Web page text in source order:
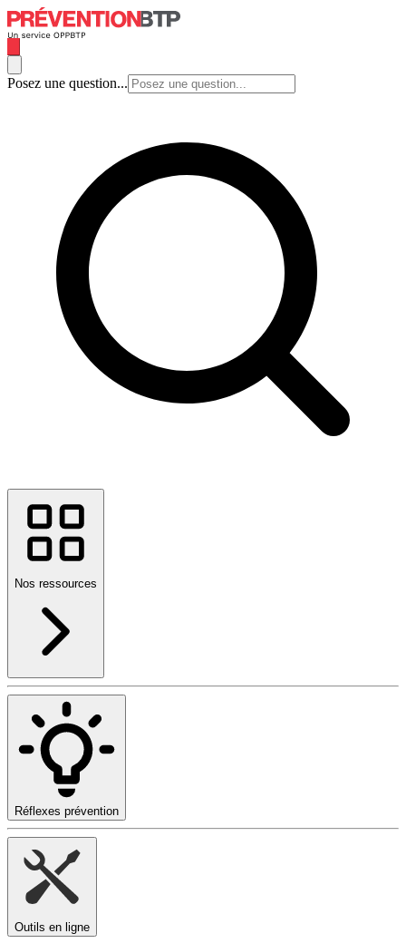
Posez une question...
Nos ressources
Réflexes prévention
Outils en ligne